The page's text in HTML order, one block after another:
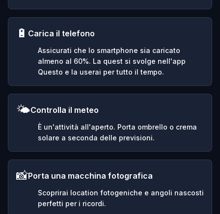
🔋 Carica il telefono
Assicurati che lo smartphone sia caricato
almeno al 60%. La quest si svolge nell'app
Questo e la userai per tutto il tempo.
🌤️Controlla il meteo
È un'attività all'aperto. Porta ombrello o crema
solare a seconda delle previsioni.
📸Porta una macchina fotografica
Scoprirai location fotogeniche e angoli nascosti
perfetti per i ricordi.